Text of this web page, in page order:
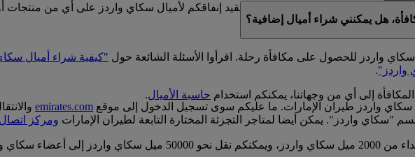
الكلاسيكية والترقيات. فيما لا نقيد إنفاقكم لأميال سكاي واردز على أي من
علىحاسبة الأميال.
هل يمكنني شراء أميال إضافية؟
سكاي واردز للحصول على مكافأة رحلة. اقرأوا الأسئلة الشائعة حول "كيفية شراء أميال
واردز".
إلى أي من وجهاتنا، يمكنكم استخدام حاسبة الأميال.
واردز طيران الإمارات. ما عليكم سوى تسجيل الدخول إلى موقع emirates.com
"سكاي واردز". يمكن أيضا لمتاجر التجزئة المختارة التابعة لطيران الإمارات ومركز
يمكن نقل أميال سكاي واردز ضمن مضاعفات الرقم 1000، وابتداء من 2000 ميل سكاي